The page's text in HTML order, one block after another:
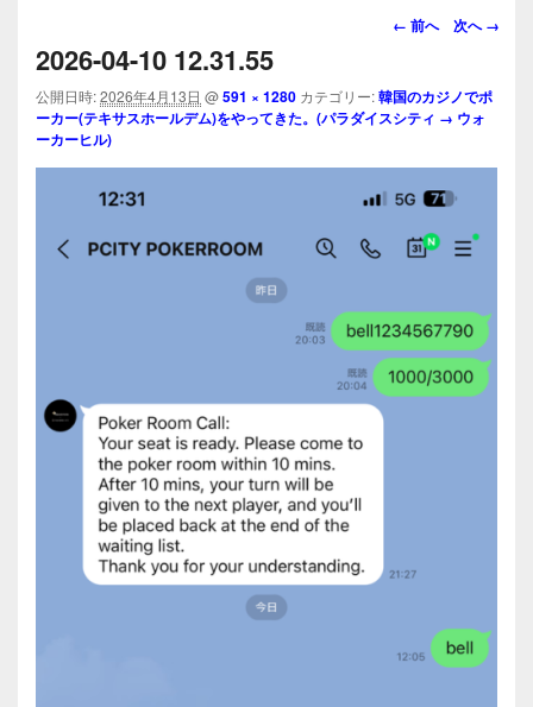
画
ビ
ゲ
シ
ョ
← 前へ 次へ →
2026-04-10 12.31.55
公開日時:2026年4月13日 @591 × 1280 カテゴリー:韓国のカジノでポ
ーカー(テキサスホールデム)をやってきた。(パラダイスシティ → ウォ
ーカーヒル)